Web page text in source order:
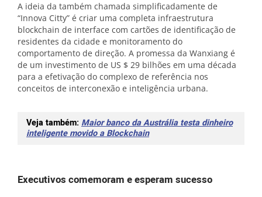
A ideia da também chamada simplificadamente de
“Innova Citty” é criar uma completa infraestrutura
blockchain de interface com cartões de identificação de
residentes da cidade e monitoramento do
comportamento de direção. A promessa da Wanxiang é
de um investimento de US $ 29 bilhões em uma década
para a efetivação do complexo de referência nos
conceitos de interconexão e inteligência urbana.
Veja também: Maior banco da Austrália testa dinheiro
inteligente movido a Blockchain
Executivos comemoram e esperam sucesso